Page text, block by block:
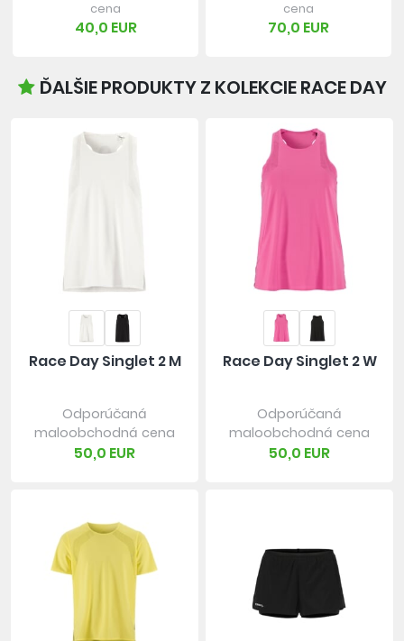
cena
40,0 EUR
cena
70,0 EUR
ĎALŠIE PRODUKTY Z KOLEKCIE RACE DAY
Race Day Singlet 2 M
Odporúčaná
maloobchodná cena
50,0 EUR
Race Day Singlet 2 W
Odporúčaná
maloobchodná cena
50,0 EUR